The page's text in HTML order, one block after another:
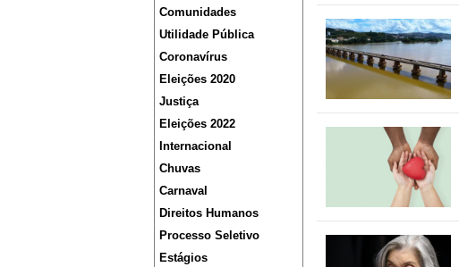
Comunidades
Utilidade Pública
Coronavírus
Eleições 2020
Justiça
Eleições 2022
Internacional
Chuvas
Carnaval
Direitos Humanos
Processo Seletivo
Estágios